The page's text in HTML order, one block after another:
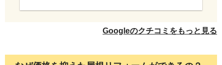
Googleのクチコミをもっと見る